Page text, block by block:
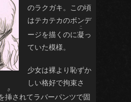
のラクガキ。この頃
はテカテカのボンデ
ージを描くのに凝っ
ていた模様。
少女は裸より恥ずか
しい格好で拘束さ
挿されてラバーパンツで固